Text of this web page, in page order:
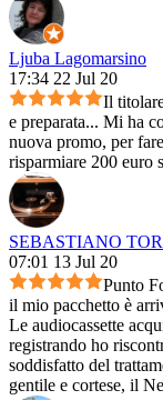
Ljuba Lagomarsino
17:34 22 Jul 20
Il
e preparata... Mi ha
nuova promo, per
risparmiare 200 euro
SEBASTIANO
07:01 13 Jul 20
Punto
il mio pacchetto è
Le audiocassette
registrando ho
soddisfatto del
gentile e cortese, il